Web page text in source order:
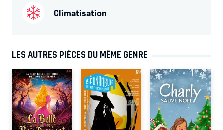
Climatisation
LES AUTRES PIÈCES DU MÊME GENRE